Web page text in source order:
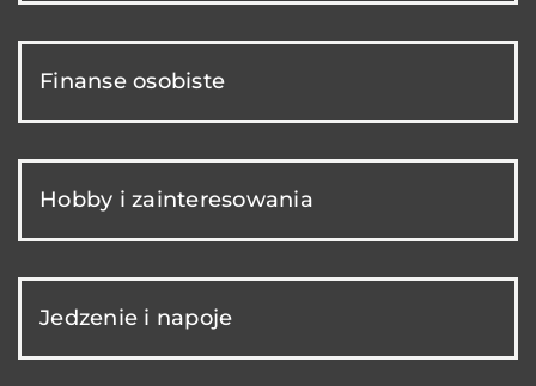
Finanse osobiste
Hobby i zainteresowania
Jedzenie i napoje